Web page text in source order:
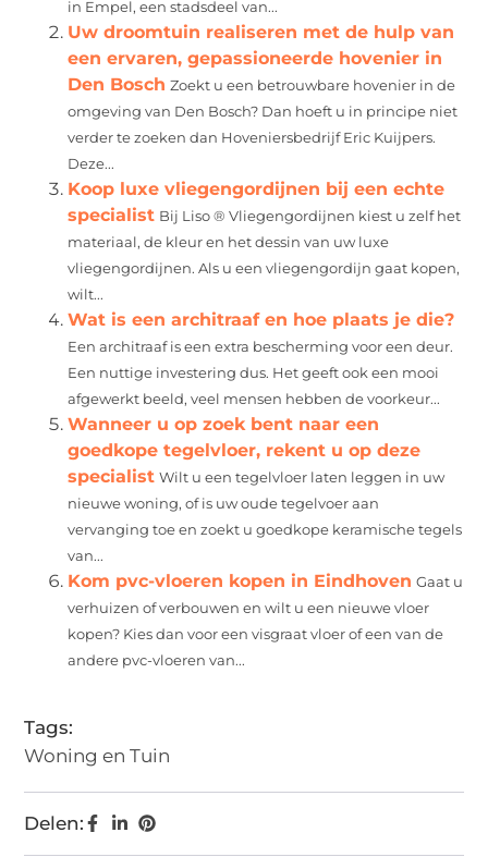
in Empel, een stadsdeel van...
Uw droomtuin realiseren met de hulp van
een ervaren, gepassioneerde hovenier in
Den Bosch Zoekt u een betrouwbare hovenier in de
omgeving van Den Bosch? Dan hoeft u in principe niet
verder te zoeken dan Hoveniersbedrijf Eric Kuijpers.
Deze...
Koop luxe vliegengordijnen bij een echte
specialist Bij Liso ® Vliegengordijnen kiest u zelf het
materiaal, de kleur en het dessin van uw luxe
vliegengordijnen. Als u een vliegengordijn gaat kopen,
wilt...
Wat is een architraaf en hoe plaats je die?
Een architraaf is een extra bescherming voor een deur.
Een nuttige investering dus. Het geeft ook een mooi
afgewerkt beeld, veel mensen hebben de voorkeur...
Wanneer u op zoek bent naar een
goedkope tegelvloer, rekent u op deze
specialist Wilt u een tegelvloer laten leggen in uw
nieuwe woning, of is uw oude tegelvoer aan
vervanging toe en zoekt u goedkope keramische tegels
van...
Kom pvc-vloeren kopen in Eindhoven Gaat u
verhuizen of verbouwen en wilt u een nieuwe vloer
kopen? Kies dan voor een visgraat vloer of een van de
andere pvc-vloeren van...
Tags:
Woning en Tuin
Delen: